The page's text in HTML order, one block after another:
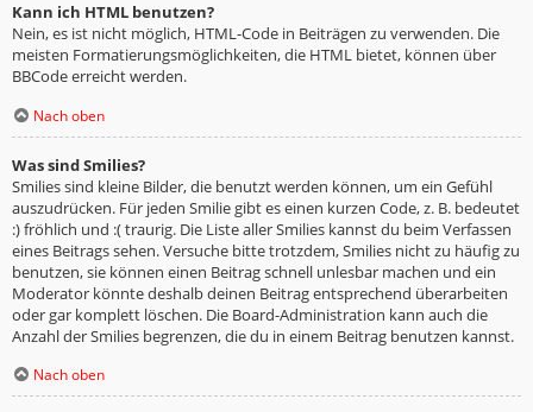
Kann ich HTML benutzen?
Nein, es ist nicht möglich, HTML-Code in Beiträgen zu verwenden. Die
meisten Formatierungsmöglichkeiten, die HTML bietet, können über
BBCode erreicht werden.
Nach oben
Was sind Smilies?
Smilies sind kleine Bilder, die benutzt werden können, um ein Gefühl
auszudrücken. Für jeden Smilie gibt es einen kurzen Code, z. B. bedeutet
:) fröhlich und :( traurig. Die Liste aller Smilies kannst du beim Verfassen
eines Beitrags sehen. Versuche bitte trotzdem, Smilies nicht zu häufig zu
benutzen, sie können einen Beitrag schnell unlesbar machen und ein
Moderator könnte deshalb deinen Beitrag entsprechend überarbeiten
oder gar komplett löschen. Die Board-Administration kann auch die
Anzahl der Smilies begrenzen, die du in einem Beitrag benutzen kannst.
Nach oben